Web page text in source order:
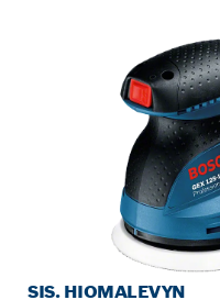
SIS. HIOMALEVYN